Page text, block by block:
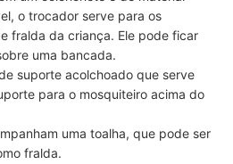
, o trocador serve para os
fralda da criança. Ele pode ficar
uma bancada.
suporte acolchoado que serve
para o mosquiteiro acima do
uma toalha, que pode ser
fralda.